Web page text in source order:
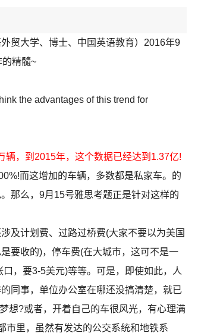
大学、博士、中国英语教育）2016年9
的精髓~
the advantages of this trend for
辆，到2015年，这个数据已经达到1.37亿!
而这增加的车辆，多数都是私家车。的
那么，9月15号雅思考题正是针对这样的
计划费、过路过桥费(大家不要以为美国
要收的)，停车费(在大城市，这可不是一
，要3-5美元)等等。可是，即使如此，人
同事，单位办公室在哪还没搞清楚，就已
想?或者，开着自己的车很风光，有心理满
市里，虽然有发达的公交系统和地铁系